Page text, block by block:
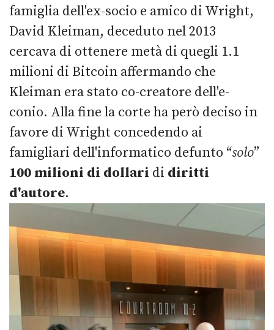
famiglia dell'ex-socio e amico di Wright,
David Kleiman, deceduto nel 2013
cercava di ottenere metà di quegli 1.1
milioni di Bitcoin affermando che
Kleiman era stato co-creatore dell'e-
conio. Alla fine la corte ha però deciso in
favore di Wright concedendo ai
famigliari dell'informatico defunto “solo”
100 milioni di dollari di diritti
d'autore.